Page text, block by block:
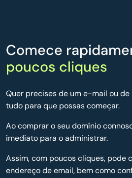
Comece
poucos cliques
Quer precises de um e-mail ou
tudo para que possas começar.
Ao comprar o seu domínio
imediato para o administrar.
Assim, com poucos cliques, pode
endereço de email, bem como